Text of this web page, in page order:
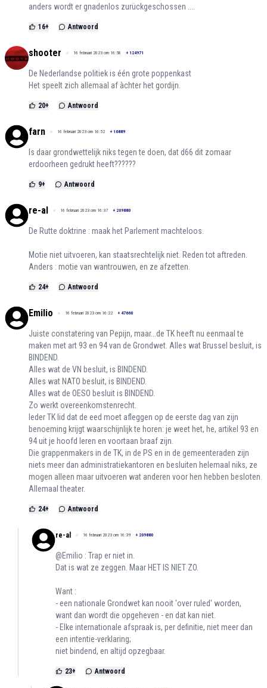
anders wordt er gnadenlos zurückgeschossen ....
16+ Antwoord
shooter 16 februari 2023 om 16:58 + 124971
De Nederlandse politiek is één grote poppenkast
Het speelt zich allemaal af àchter het gordijn.
20+ Antwoord
farn 16 februari 2023 om 16:52 + 16889
Is daar grondwettelijk niks tegen te doen, dat d66 dit zomaar
erdoorheen gedrukt heeft??????
9+ Antwoord
re-al 16 februari 2023 om 16:37 + 209880
De Rutte doktrine : maak het Parlement machteloos.
Motie niet uitvoeren, kan staatsrechtelijk niet. Reden tot aftreden.
Anders : motie van wantrouwen, en ze afzetten.
24+ Antwoord
Emilio 16 februari 2023 om 16:22 + 47660
Juiste constatering van Pepijn, maar...de TK heeft nu eenmaal te
maken met art 93 en 94 van de Grondwet. Alles wat Brussel besluit, is
BINDEND.
Alles wat de VN besluit, is BINDEND.
Alles wat NATO besluit, is BINDEND.
Alles wat de OESO besluit is BINDEND.
Zo werkt overeenkomstenrecht.
Ieder TK lid dat de eed moet afleggen op de eerste dag van zijn
benoeming krijgt waarschijnlijk te horen: je weet het, he, artikel 93 en
94 uit je hoofd leren en voortaan braaf zijn.
Die grappenmakers in de TK, in de PS en in de gemeenteraden zijn
niets meer dan administratiekantoren en besluiten helemaal niks, ze
mogen alleen maar uitvoeren wat anderen voor hen hebben besloten.
Allemaal theater.
24+ Antwoord
re-al 16 februari 2023 om 16:39 + 209880
@Emilio : Trap er niet in.
Dat is wat ze zeggen. Maar HET IS NIET ZO.
Want :
- een nationale Grondwet kan nooit 'over ruled' worden,
want dan wordt die opgeheven - en dat kan niet.
- Elke internationale afspraak is, per definitie, niet meer dan
een intentie-verklaring;
niet bindend, en altijd opzegbaar.
23+ Antwoord